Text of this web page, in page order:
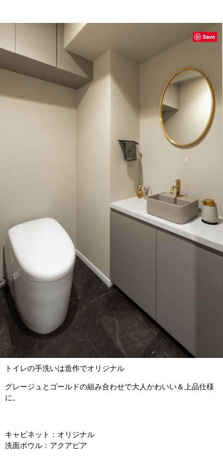
トイレの手洗いは造作でオリジナル
グレージュとゴールドの組み合わせで大人かわいい＆上品仕様
に。
キャビネット：オリジナル
洗面ボウル：アクアピア
Save